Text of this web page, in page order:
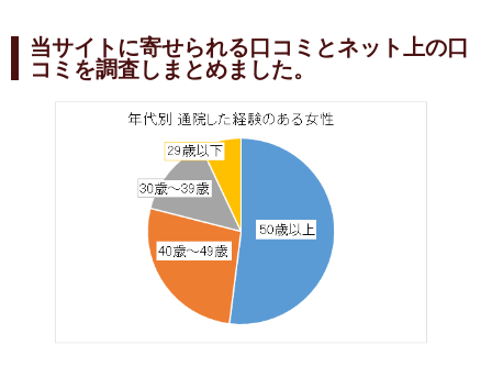
当サイトに寄せられる口コミとネット上の口
コミを調査しまとめました。